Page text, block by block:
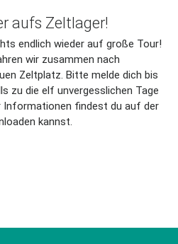
aufs Zeltlager!
endlich wieder auf große Tour!
wir zusammen nach
Zeltplatz. Bitte melde dich bis
zu die elf unvergesslichen Tage
Informationen findest du auf der
kannst.